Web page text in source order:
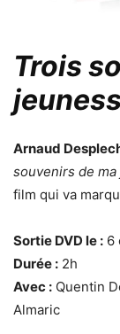
Trois
Arnaud
souvenirs de
film qui va
Sortie DVD le : 6
Durée : 2h
Avec : Quentin
Almaric